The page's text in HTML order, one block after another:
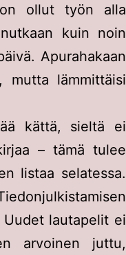
on ollut työn alla
kuin noin
Apurahakaan
mutta lämmittäisi
kättä, sieltä ei
– tämä tulee
listaa selatessa.
lautapelit ei
arvoinen juttu,